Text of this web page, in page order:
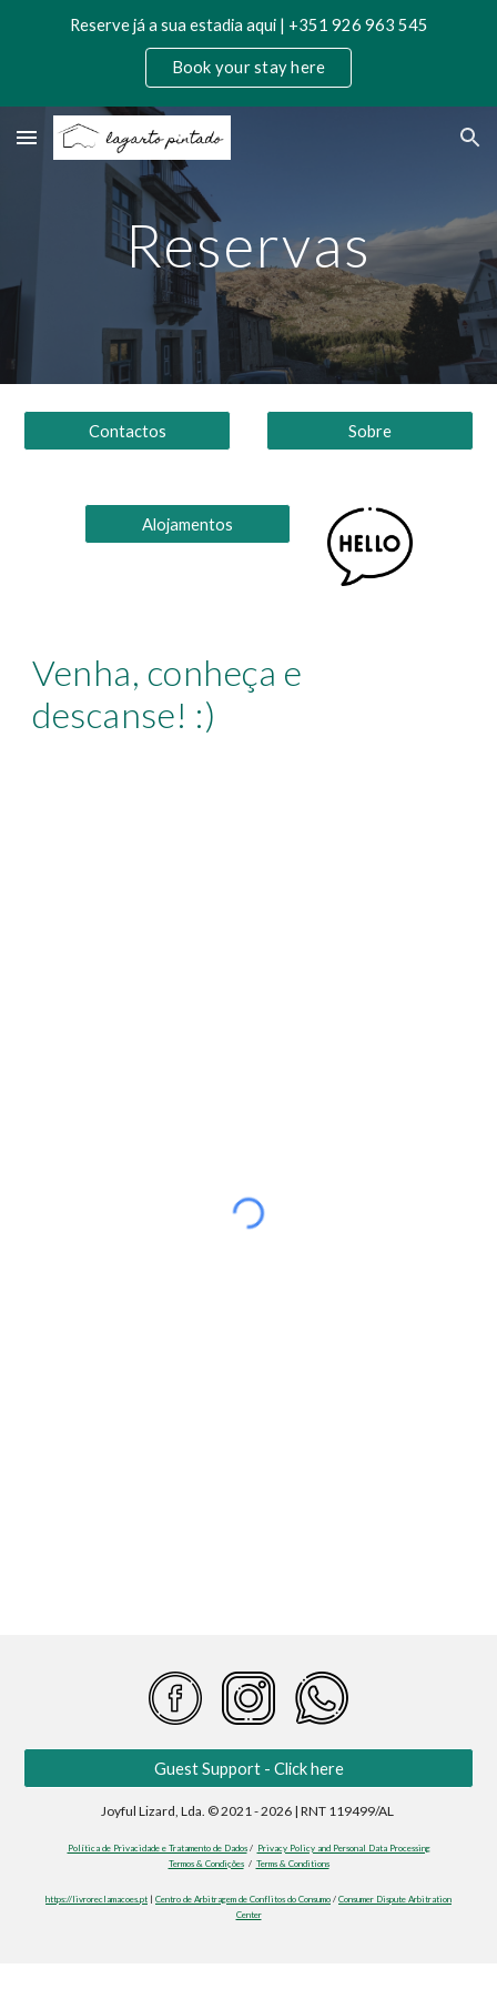
Skip to main content
Reserve já a sua estadia aqui | +351 926 963 545
Book your stay here
Reservas
Contactos Sobre
Alojamentos
Venha, conheça e
descanse! :)
Guest Support - Click here
Joyful Lizard, Lda. © 2021 - 2026 | RNT 119499/AL
Política de Privacidade e Tratamento de Dados/ Privacy Policy and Personal Data Processing
Termos & Condições/ Terms & Conditions
https://livroreclamacoes.pt | Centro de Arbitragem de Conflitos do Consumo / Consumer Dispute Arbitration
Center